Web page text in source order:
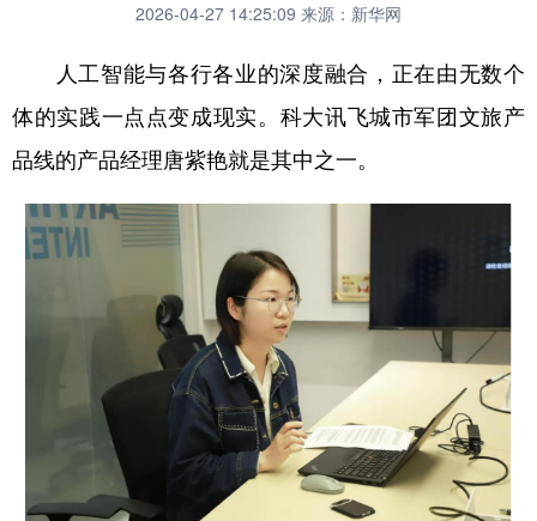
全球连线
科技 科创 量子 体育
文化 书画 健康 军事
法律 中央文件
人居 信息化
乡村振兴 银龄 溯源中国
旅游 会展
娱乐 时尚 悦读
一带一路 亚太网 上市公司
2026-04-27 14:25:09 来源：新华网
人工智能与各行各业的深度融合，正在由无数个
体的实践一点点变成现实。科大讯飞城市军团文旅产
品线的产品经理唐紫艳就是其中之一。